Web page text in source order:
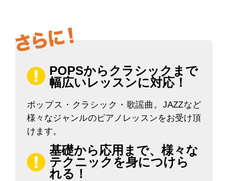
POPSからクラシックまで
幅広いレッスンに対応！
ポップス・クラシック・歌謡曲。JAZZなど
様々なジャンルのピアノレッスンをお受け頂
けます。
基礎から応用まで、様々な
テクニックを身につけら
れる！